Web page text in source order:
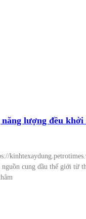
lượng đều khởi
cung dầu thế giới từ